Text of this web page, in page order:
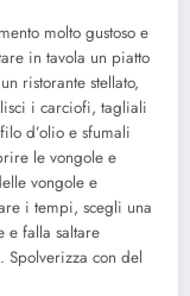
molto gustoso e
in tavola un piatto
ristorante stellato,
i carciofi, tagliali
d’olio e sfumali
le vongole e
vongole e
i tempi, scegli una
e falla saltare
con del